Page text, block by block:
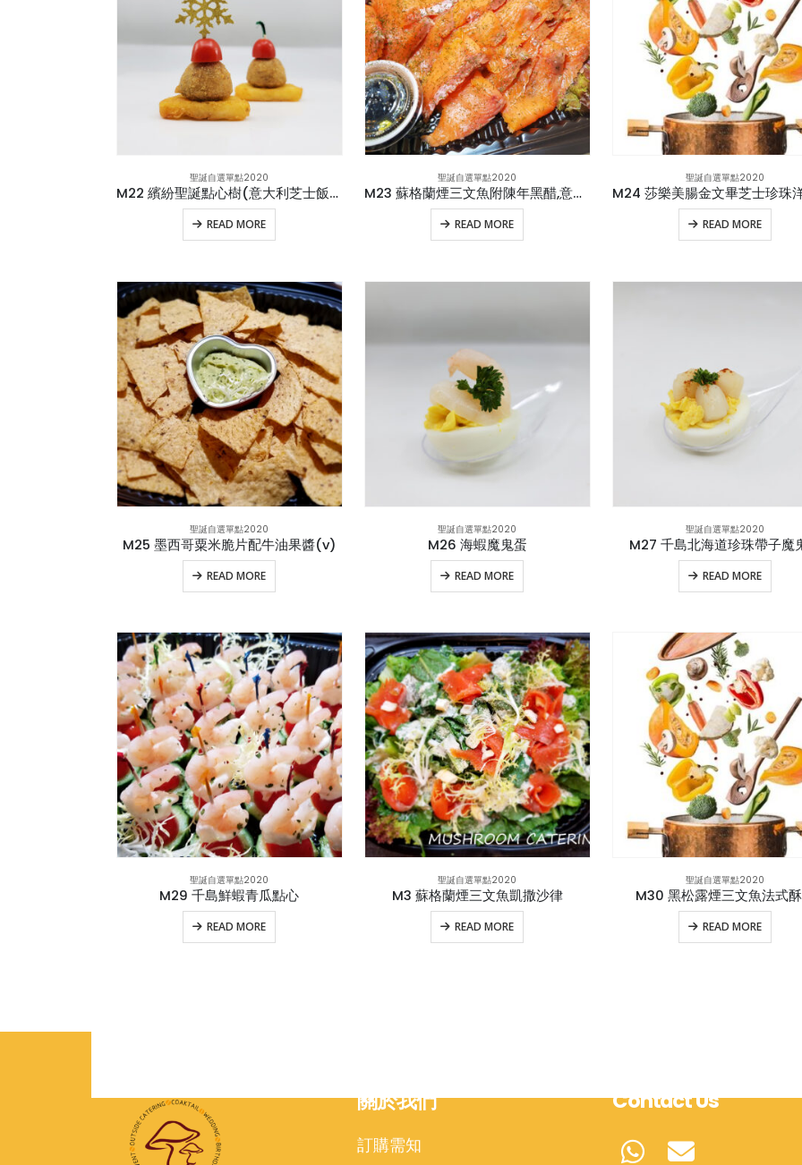
聖誕自選單點2020
M22 繽紛聖誕點心樹(意大利芝士飯球,黃金薯餅,車厘茄)附蜜糖芥末醬(v)
READ MORE
聖誕自選單點2020
M23 蘇格蘭煙三文魚附陳年黑醋,意大利初搾橄欖油,意大利黑醋醬
READ MORE
聖誕自選單點2020
READ MORE
聖誕自選單點2020
M25 墨西哥粟米脆片配牛油果醬(v)
READ MORE
聖誕自選單點2020
M26 海蝦魔鬼蛋
READ MORE
聖誕自選單點2020
M27 千島北海道珍珠帶子魔
READ MORE
聖誕自選單點2020
M29 千島鮮蝦青瓜點心
READ MORE
聖誕自選單點2020
M3 蘇格蘭煙三文魚凱撒沙律
READ MORE
聖誕自選單點2020
M30 黑松露煙三文魚法式
READ MORE
關於我們
訂購需知
Contact Us